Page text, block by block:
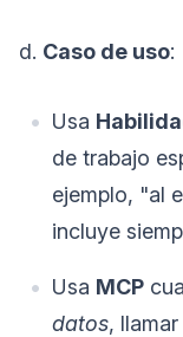
d. Caso de uso:
Usa
de trabajo
ejemplo, "al
incluye
Usa MCP
datos,